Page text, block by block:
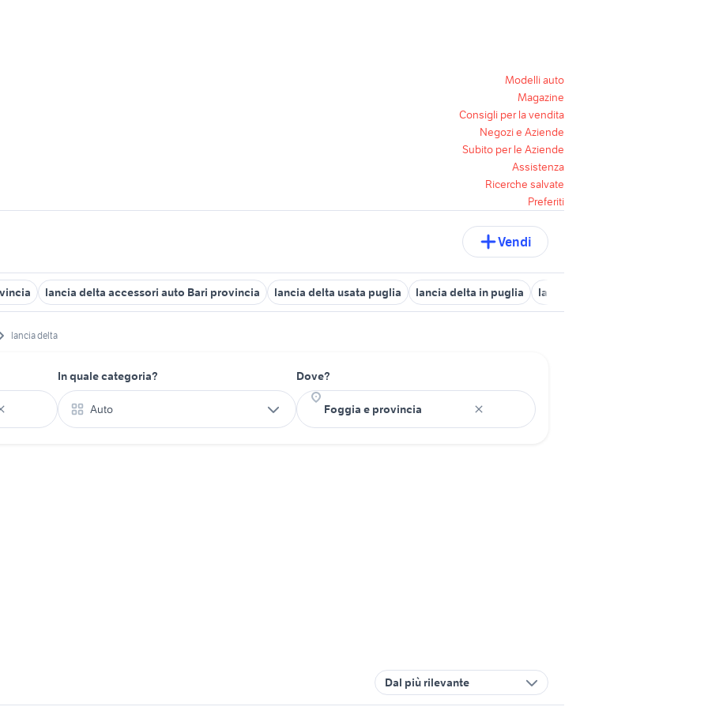
Modelli auto
Magazine
Consigli per la vendita
Negozi e Aziende
Subito per le Aziende
Assistenza
Ricerche salvate
Preferiti
Vendi
lancia delta accessori auto Bari provincia lancia delta usata puglia lancia delta in puglia lancia Foggia provincia
lancia delta
In quale categoria?
Auto
Dove?
Dal più rilevante